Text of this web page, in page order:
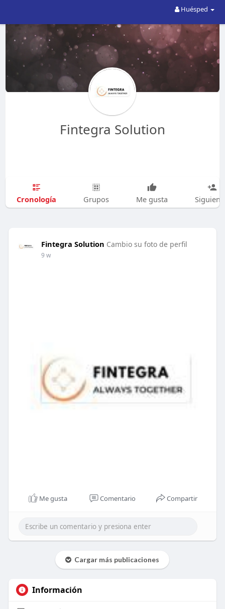
Huésped
Fintegra Solution
Cronología Grupos Me gusta
Fintegra Solution Cambio su foto de perfil
9 w
Me gusta Comentario Compartir
Cargar más publicaciones
Información